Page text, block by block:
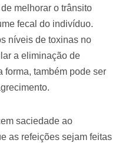
melhorar o trânsito
fecal do indivíduo.
níveis de toxinas no
a eliminação de
forma, também pode ser
saciedade ao
as refeições sejam feitas